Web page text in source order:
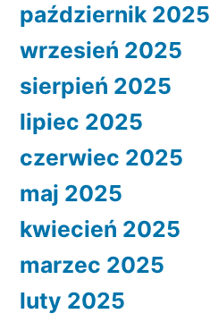
październik 2025
wrzesień 2025
sierpień 2025
lipiec 2025
czerwiec 2025
maj 2025
kwiecień 2025
marzec 2025
luty 2025